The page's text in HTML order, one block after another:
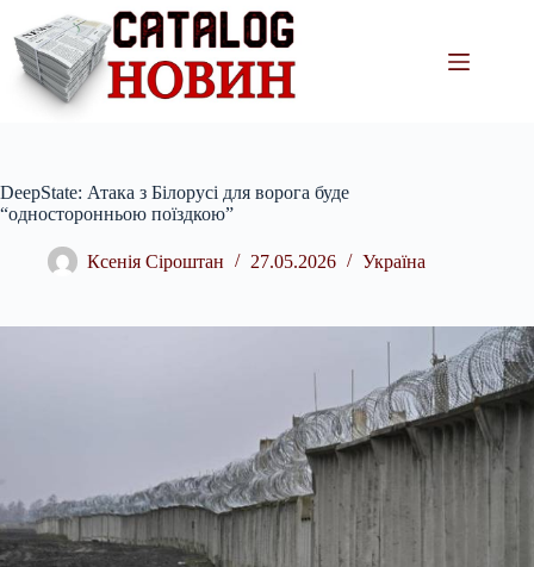
вмісту
DeepState: Атака з Білорусі для ворога буде
“односторонньою поїздкою”
Ксенія Сіроштан 27.05.2026 Україна